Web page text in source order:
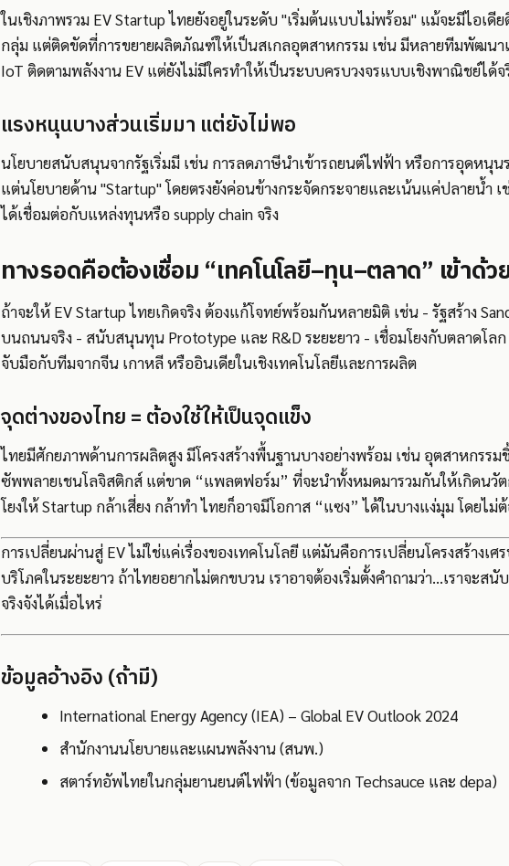
ในเชิงภาพรวม EV Startup ไทยยังอยู่ในระดับ "เริ่มต้นแบบไม่พร้อม" แม้จะมีไอเ
กลุ่ม แต่ติดขัดที่การขยายผลิตภัณฑ์ให้เป็นสเกลอุตสาหกรรม เช่น มีหลายทีมพัฒนา
IoT ติดตามพลังงาน EV แต่ยังไม่มีใครทำให้เป็นระบบครบวงจรแบบเชิงพาณิชย์ได้จ
แรงหนุนบางส่วนเริ่มมา แต่ยังไม่พอ
นโยบายสนับสนุนจากรัฐเริ่มมี เช่น การลดภาษีนำเข้ารถยนต์ไฟฟ้า หรือการอุดหนุน
แต่นโยบายด้าน "Startup" โดยตรงยังค่อนข้างกระจัดกระจายและเน้นแค่ปลายน้ำ เ
ได้เชื่อมต่อกับแหล่งทุนหรือ supply chain จริง
ทางรอดคือต้องเชื่อม “เทคโนโลยี–ทุน–ตลาด” เข้าด้
ถ้าจะให้ EV Startup ไทยเกิดจริง ต้องแก้โจทย์พร้อมกันหลายมิติ เช่น - รัฐสร้าง
บนถนนจริง - สนับสนุนทุน Prototype และ R&D ระยะยาว - เชื่อมโยงกับตลาดโล
จับมือกับทีมจากจีน เกาหลี หรืออินเดียในเชิงเทคโนโลยีและการผลิต
จุดต่างของไทย = ต้องใช้ให้เป็นจุดแข็ง
ไทยมีศักยภาพด้านการผลิตสูง มีโครงสร้างพื้นฐานบางอย่างพร้อม เช่น อุตสาหกรร
ซัพพลายเชนโลจิสติกส์ แต่ขาด “แพลตฟอร์ม” ที่จะนำทั้งหมดมารวมกันให้เกิดนวัต
โยงให้ Startup กล้าเสี่ยง กล้าทำ ไทยก็อาจมีโอกาส “แซง” ได้ในบางแง่มุม โดยไ
การเปลี่ยนผ่านสู่ EV ไม่ใช่แค่เรื่องของเทคโนโลยี แต่มันคือการเปลี่ยนโครงสร้างเ
บริโภคในระยะยาว ถ้าไทยอยากไม่ตกขบวน เราอาจต้องเริ่มตั้งคำถามว่า...เราจะส
จริงจังได้เมื่อไหร่
ข้อมูลอ้างอิง (ถ้ามี)
International Energy Agency (IEA) – Global EV Outlook 2024
สำนักงานนโยบายและแผนพลังงาน (สนพ.)
สตาร์ทอัพไทยในกลุ่มยานยนต์ไฟฟ้า (ข้อมูลจาก Techsauce และ depa)